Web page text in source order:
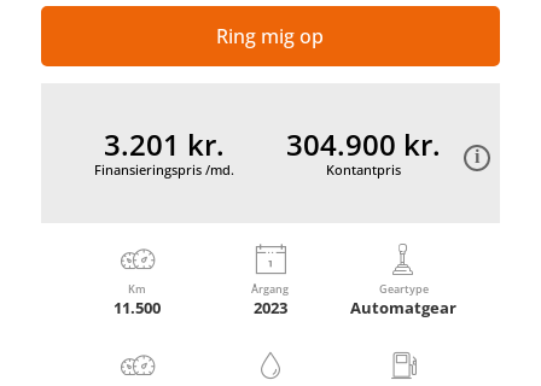
Ring mig op
3.201 kr.
Finansieringspris /md.
304.900 kr.
Kontantpris
Km
11.500
Årgang
2023
Geartype
Automatgear